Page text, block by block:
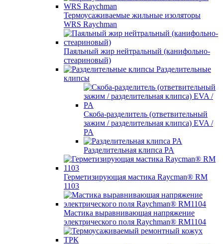
Термоусаживаемые жильные изоляторы
WRS Raychman
Паяльный жир нейтральный (канифольно-
стеариновый)
Разделительные
клипсы
Скоба-разделитель (ответвительный
зажим / разделительная клипса) EVA /
PA
Разделительная клипса PA
Герметизирующая мастика Raycman® RM
1103
Мастика выравнивающая напряжение
электрического поля Raychman® RM1104